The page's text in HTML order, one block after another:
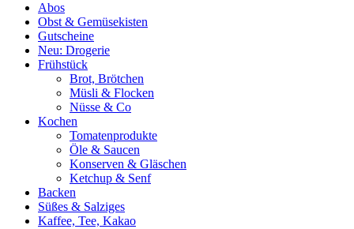
Abos
Obst & Gemüsekisten
Gutscheine
Neu: Drogerie
Frühstück
Brot, Brötchen
Müsli & Flocken
Nüsse & Co
Kochen
Tomatenprodukte
Öle & Saucen
Konserven & Gläschen
Ketchup & Senf
Backen
Süßes & Salziges
Kaffee, Tee, Kakao